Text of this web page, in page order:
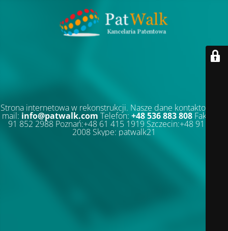
Strona internetowa w rekonstrukcji. Nasze dane kontaktowe: E-
mail: info@patwalk.com Telefon: +48 536 883 808 Faks:+48
91 852 2988 Poznań:+48 61 415 1919 Szczecin:+48 91 852
2008 Skype: patwalk21